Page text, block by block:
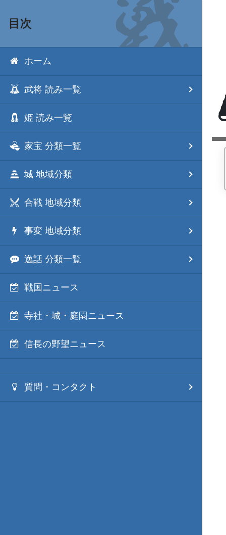
目次
ホーム
武将 読み一覧
姫 読み一覧
家宝 分類一覧
城 地域分類
合戦 地域分類
事変 地域分類
逸話 分類一覧
戦国ニュース
寺社・城・庭園ニュース
信長の野望ニュース
質問・コンタクト